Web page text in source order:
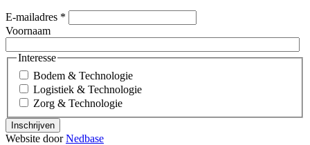
E-mailadres *
Voornaam
Interesse
Bodem & Technologie
Logistiek & Technologie
Zorg & Technologie
Inschrijven
Website doorNedbase